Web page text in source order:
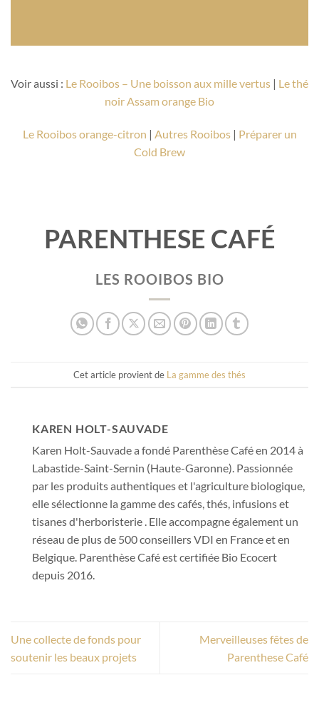
Voir aussi : Le Rooibos – Une boisson aux mille vertus | Le thé
noir Assam orange Bio
Le Rooibos orange-citron | Autres Rooibos| Préparer un
Cold Brew
PARENTHESE CAFÉ
LES ROOIBOS BIO
Cet article provient de La gamme des thés
KAREN HOLT-SAUVADE
Karen Holt-Sauvade a fondé Parenthèse Café en 2014 à
Labastide-Saint-Sernin (Haute-Garonne). Passionnée
par les produits authentiques et l'agriculture biologique,
elle sélectionne la gamme des cafés, thés, infusions et
tisanes d'herboristerie . Elle accompagne également un
réseau de plus de 500 conseillers VDI en France et en
Belgique. Parenthèse Café est certifiée Bio Ecocert
depuis 2016.
Une collecte de fonds pour
soutenir les beaux projets
Merveilleuses fêtes de
Parenthese Café